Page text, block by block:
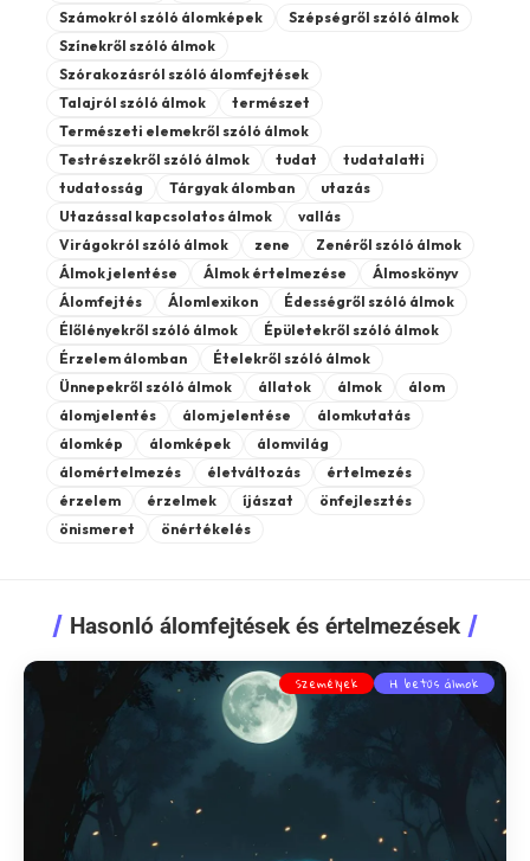
Számokról szóló álomképek
Szépségről szóló álmok
Színekről szóló álmok
Szórakozásról szóló álomfejtések
Talajról szóló álmok
természet
Természeti elemekről szóló álmok
Testrészekről szóló álmok
tudat
tudatalatti
tudatosság
Tárgyak álomban
utazás
Utazással kapcsolatos álmok
vallás
Virágokról szóló álmok
zene
Zenéről szóló álmok
Álmok jelentése
Álmok értelmezése
Álmoskönyv
Álomfejtés
Álomlexikon
Édességről szóló álmok
Élőlényekről szóló álmok
Épületekről szóló álmok
Érzelem álomban
Ételekről szóló álmok
Ünnepekről szóló álmok
állatok álmok
álom
álomjelentés
álom jelentése
álomkutatás
álomkép
álomképek
álomvilág
álomértelmezés
életváltozás
értelmezés
érzelem
érzelmek íjászat
önfejlesztés
önismeret
önértékelés
Hasonló álomfejtések és értelmezések
Személyek H betűs álmok